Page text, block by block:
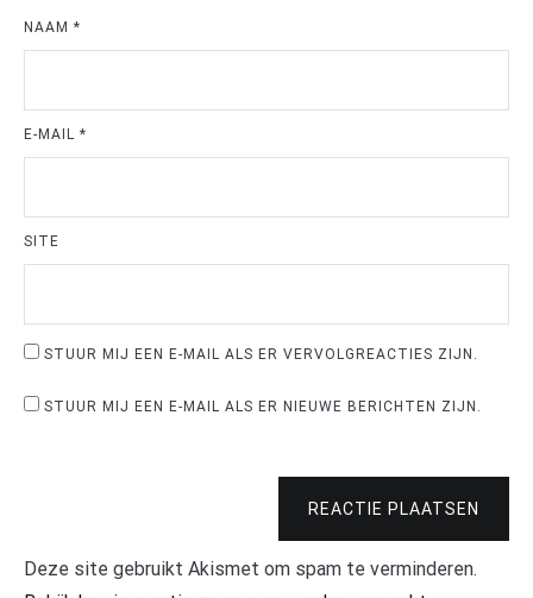
NAAM *
E-MAIL *
SITE
STUUR MIJ EEN E-MAIL ALS ER VERVOLGREACTIES ZIJN.
STUUR MIJ EEN E-MAIL ALS ER NIEUWE BERICHTEN ZIJN.
REACTIE PLAATSEN
Deze site gebruikt Akismet om spam te verminderen.